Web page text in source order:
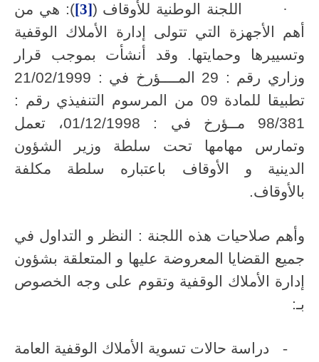
·
اللجنة الوطنية للأوقاف ([3]): هي من
أهم الأجهزة التي تتولى إدارة الأملاك الوقفية
وتسييرها وحمايتها. وقد أنشأت بموجب قرار
وزاري رقم : 29 المــــؤرخ في : 21/02/1999
تطبيقا للمادة 09 من المرسوم التنفيذي رقم :
98/381 مــؤرخ في : 01/12/1998، تعمل
وتمارس مهامها تحت سلطة وزير الشؤون
الدينية و الأوقاف باعتباره سلطة مكلفة
بالأوقاف.
وأهم صلاحيات هذه اللجنة : النظر و التداول في
جميع القضايا المعروضة عليها و المتعلقة بشؤون
إدارة الأملاك الوقفية وتقوم على وجه الخصوص
بـ:
-
دراسة حالات تسوية الأملاك الوقفية العامة